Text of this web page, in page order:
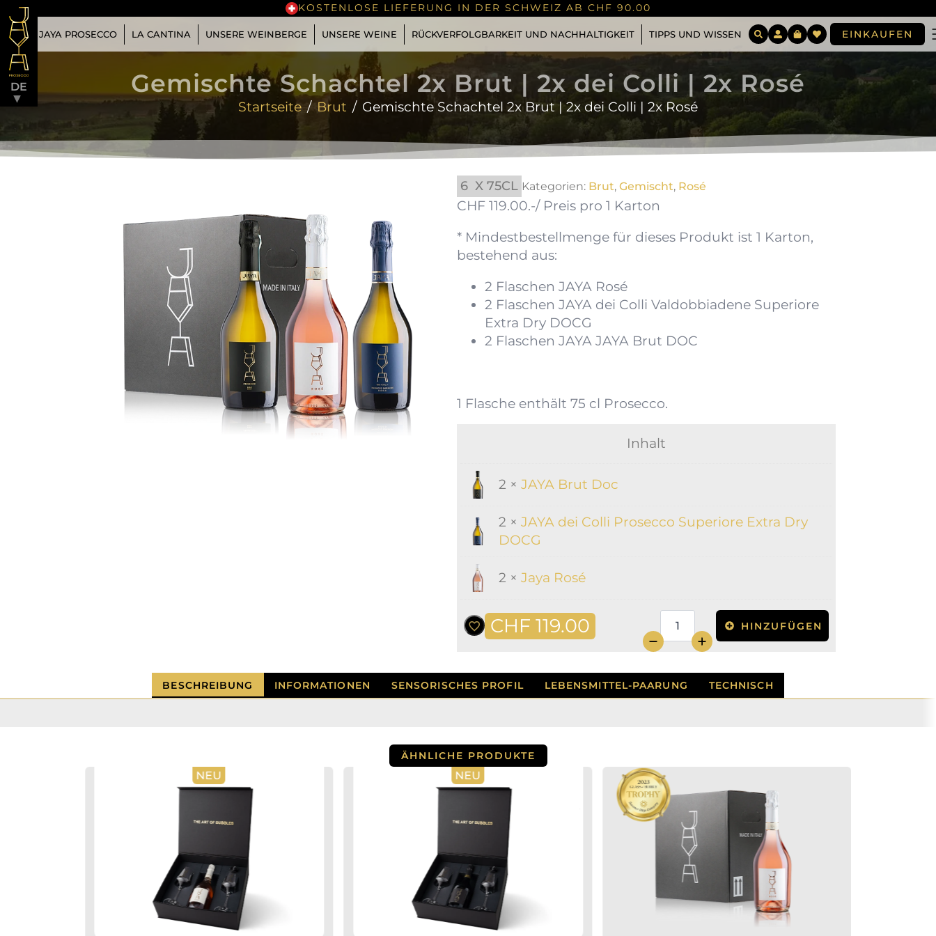
KOSTENLOSE LIEFERUNG IN DER SCHWEIZ AB CHF 90.00
▼ JAYA PROSECCO LA CANTINA UNSERE WEINBERGE UNSERE WEINE RÜCKVERFOLGBARKEIT UND NACHHALTIGKEIT TIPPS UND WISSEN EINKAUFEN
DE
▼ Gemischte Schachtel 2x Brut | 2x dei Colli | 2x Rosé
Startseite Brut Gemischte Schachtel 2x Brut | 2x dei Colli | 2x Rosé
6 X 75CL Kategorien: Brut, Gemischt, Rosé
CHF 119.00.-/ Preis pro 1 Karton
* Mindestbestellmenge für dieses Produkt ist 1 Karton,
bestehend aus:
2 Flaschen JAYA Rosé
2 Flaschen JAYA dei Colli Valdobbiadene Superiore
Extra Dry DOCG
2 Flaschen JAYA JAYA Brut DOC
1 Flasche enthält 75 cl Prosecco.
Inhalt
2 × JAYA Brut Doc
2 × JAYA dei Colli Prosecco Superiore Extra Dry
DOCG
2 × Jaya Rosé
CHF 119.00
Mixed
carton
Brut
|
2x
HINZUFÜGEN
BESCHREIBUNG INFORMATIONEN SENSORISCHES PROFIL LEBENSMITTEL-PAARUNG TECHNISCH
ÄHNLICHE PRODUKTE
NEU NEU